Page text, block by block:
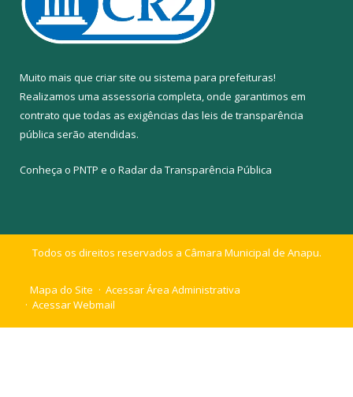
Muito mais que criar site ou sistema para prefeituras!
Realizamos uma assessoria completa, onde garantimos em
contrato que todas as exigências das leis de transparência
pública serão atendidas.
Conheça o PNTP e o Radar da Transparência Pública
Todos os direitos reservados a Câmara Municipal de Anapu.
Mapa do Site
Acessar Área Administrativa
Acessar Webmail